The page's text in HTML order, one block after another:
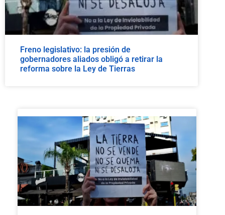
Freno legislativo: la presión de
gobernadores aliados obligó a retirar la
reforma sobre la Ley de Tierras